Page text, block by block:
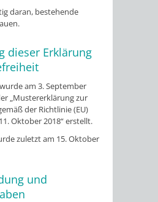
daran, bestehende
dieser Erklärung
am 3. September
„Mustererklärung zur
der Richtlinie (EU)
Oktober 2018“ erstellt.
zuletzt am 15. Oktober
und